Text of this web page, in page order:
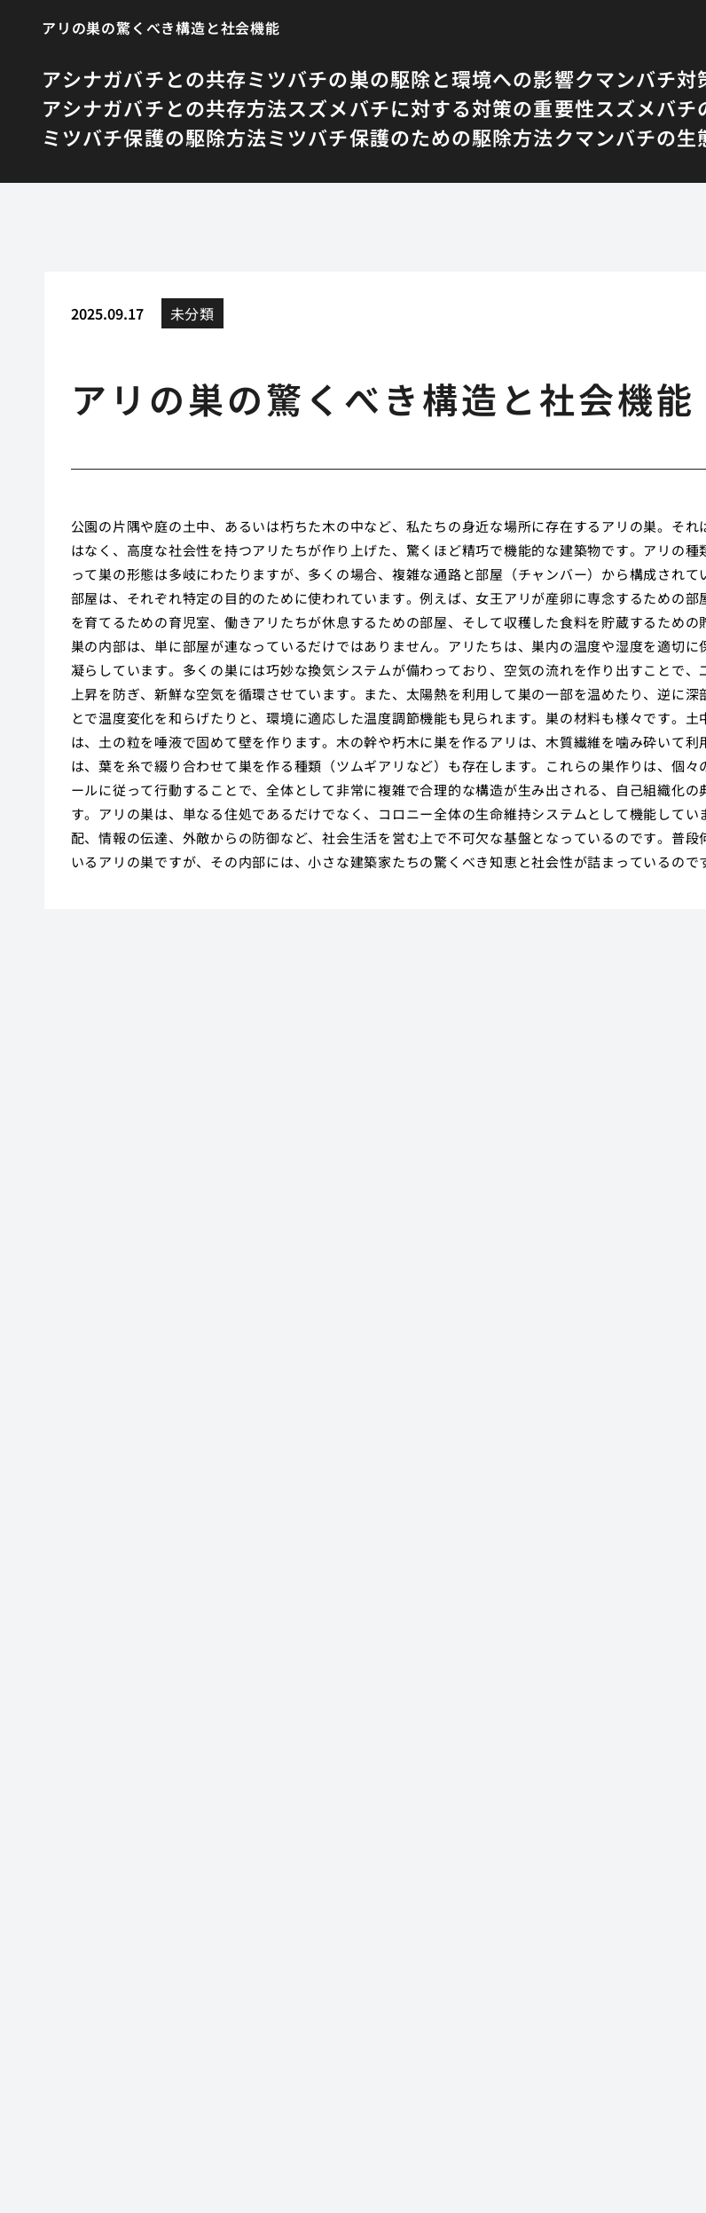
アリの巣の驚くべき構造と社会機能
アシナガバチとの共存ミツバチの巣の駆除と環境への影響クマンバチ対
アシナガバチとの共存方法スズメバチに対する対策の重要性スズメバチ
ミツバチ保護の駆除方法ミツバチ保護のための駆除方法クマンバチの生
2025.09.17 未分類
アリの巣の驚くべき構造と社会機能
公園の片隅や庭の土中、あるいは朽ちた木の中など、私たちの身近な場所に存在するアリの巣。それ
はなく、高度な社会性を持つアリたちが作り上げた、驚くほど精巧で機能的な建築物です。アリの種
って巣の形態は多岐にわたりますが、多くの場合、複雑な通路と部屋（チャンバー）から構成されて
部屋は、それぞれ特定の目的のために使われています。例えば、女王アリが産卵に専念するための部
を育てるための育児室、働きアリたちが休息するための部屋、そして収穫した食料を貯蔵するための
巣の内部は、単に部屋が連なっているだけではありません。アリたちは、巣内の温度や湿度を適切に
凝らしています。多くの巣には巧妙な換気システムが備わっており、空気の流れを作り出すことで、
上昇を防ぎ、新鮮な空気を循環させています。また、太陽熱を利用して巣の一部を温めたり、逆に深
とで温度変化を和らげたりと、環境に適応した温度調節機能も見られます。巣の材料も様々です。土
は、土の粒を唾液で固めて壁を作ります。木の幹や朽木に巣を作るアリは、木質繊維を噛み砕いて利
は、葉を糸で綴り合わせて巣を作る種類（ツムギアリなど）も存在します。これらの巣作りは、個々
ールに従って行動することで、全体として非常に複雑で合理的な構造が生み出される、自己組織化の
す。アリの巣は、単なる住処であるだけでなく、コロニー全体の生命維持システムとして機能してい
配、情報の伝達、外敵からの防御など、社会生活を営む上で不可欠な基盤となっているのです。普段
いるアリの巣ですが、その内部には、小さな建築家たちの驚くべき知恵と社会性が詰まっているので